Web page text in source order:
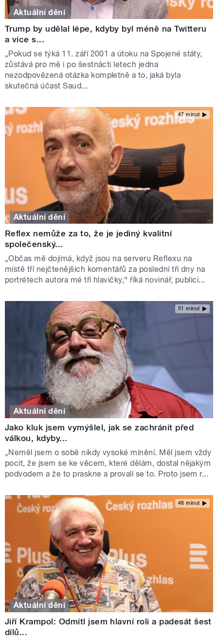
Aktuální dění
Trump by udělal lépe, kdyby byl méně na Twitteru
a více s...
„Pokud se týká 11. září 2001 a útoku na Spojené státy,
zůstává pro mě i po šestnácti letech jedna
nezodpovězená otázka kompletně a to, jaká byla
skutečná účast Saud...
47 minut
Aktuální dění
Reflex nemůže za to, že je jediný kvalitní
společenský...
„Občas mě dojímá, když jsou na serveru Reflexu na
místě tří nejčtenějších komentářů za poslední tři dny na
portrétech autora mé tři hlavičky,“ říká novinář, publici...
51 minut
Aktuální dění
Jako kluk jsem vymýšlel, jak se zachránit před
válkou, kdyby...
„Neměl jsem o sobě nikdy vysoké mínění. Měl jsem vždy
pocit, že jsem se ke věcem, které dělám, dostal nějakým
podvodem a že to praskne a provalí se to. Proto jsem r...
48 minut
Aktuální dění
Jiří Krampol: Odmítl jsem hlavní roli a padesát šest
dílů...